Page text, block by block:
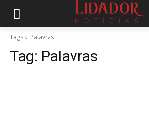
Tags Palavras
Tag: Palavras